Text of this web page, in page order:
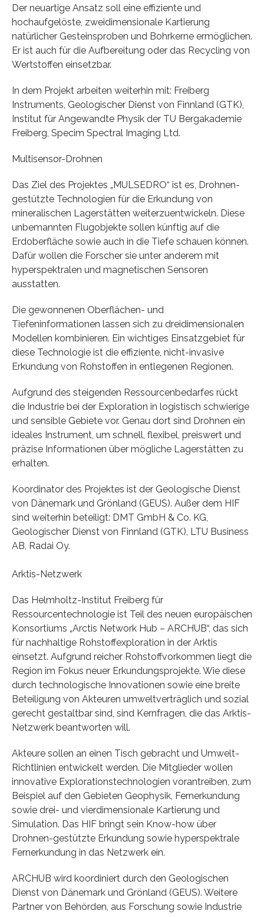
Der neuartige Ansatz soll eine effiziente und
hochaufgelöste, zweidimensionale Kartierung
natürlicher Gesteinsproben und Bohrkerne ermöglichen.
Er ist auch für die Aufbereitung oder das Recycling von
Wertstoffen einsetzbar.
In dem Projekt arbeiten weiterhin mit: Freiberg
Instruments, Geologischer Dienst von Finnland (GTK),
Institut für Angewandte Physik der TU Bergakademie
Freiberg, Specim Spectral Imaging Ltd.
Multisensor-Drohnen
Das Ziel des Projektes „MULSEDRO“ ist es, Drohnen-
gestützte Technologien für die Erkundung von
mineralischen Lagerstätten weiterzuentwickeln. Diese
unbemannten Flugobjekte sollen künftig auf die
Erdoberfläche sowie auch in die Tiefe schauen können.
Dafür wollen die Forscher sie unter anderem mit
hyperspektralen und magnetischen Sensoren
ausstatten.
Die gewonnenen Oberflächen- und
Tiefeninformationen lassen sich zu dreidimensionalen
Modellen kombinieren. Ein wichtiges Einsatzgebiet für
diese Technologie ist die effiziente, nicht-invasive
Erkundung von Rohstoffen in entlegenen Regionen.
Aufgrund des steigenden Ressourcenbedarfes rückt
die Industrie bei der Exploration in logistisch schwierige
und sensible Gebiete vor. Genau dort sind Drohnen ein
ideales Instrument, um schnell, flexibel, preiswert und
präzise Informationen über mögliche Lagerstätten zu
erhalten.
Koordinator des Projektes ist der Geologische Dienst
von Dänemark und Grönland (GEUS). Außer dem HIF
sind weiterhin beteiligt: DMT GmbH & Co. KG,
Geologischer Dienst von Finnland (GTK), LTU Business
AB, Radai Oy.
Arktis-Netzwerk
Das Helmholtz-Institut Freiberg für
Ressourcentechnologie ist Teil des neuen europäischen
Konsortiums „Arctis Network Hub – ARCHUB“, das sich
für nachhaltige Rohstoffexploration in der Arktis
einsetzt. Aufgrund reicher Rohstoffvorkommen liegt die
Region im Fokus neuer Erkundungsprojekte. Wie diese
durch technologische Innovationen sowie eine breite
Beteiligung von Akteuren umweltverträglich und sozial
gerecht gestaltbar sind, sind Kernfragen, die das Arktis-
Netzwerk beantworten will.
Akteure sollen an einen Tisch gebracht und Umwelt-
Richtlinien entwickelt werden. Die Mitglieder wollen
innovative Explorationstechnologien vorantreiben, zum
Beispiel auf den Gebieten Geophysik, Fernerkundung
sowie drei- und vierdimensionale Kartierung und
Simulation. Das HIF bringt sein Know-how über
Drohnen-gestützte Erkundung sowie hyperspektrale
Fernerkundung in das Netzwerk ein.
ARCHUB wird koordiniert durch den Geologischen
Dienst von Dänemark und Grönland (GEUS). Weitere
Partner von Behörden, aus Forschung sowie Industrie